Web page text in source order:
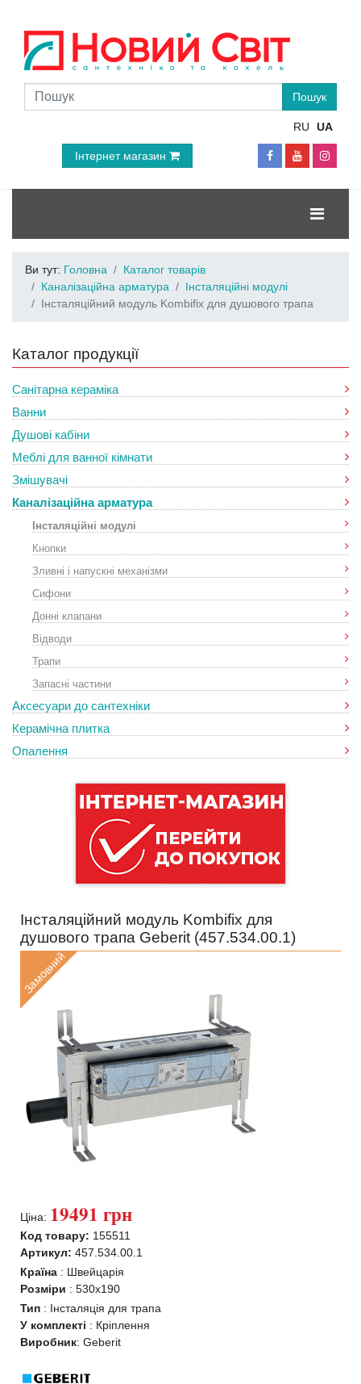
RU UA
Інтернет магазин
Ви тут: Головна
Каталог товарів
Каналізаційна арматура
Інсталяційні модулі
Інсталяційний модуль Kombifix для душового трапа
Каталог продукції
Санітарна кераміка
Ванни
Душові кабіни
Меблі для ванної кімнати
Змішувачі
Каналізаційна арматура
Інсталяційні модулі
Кнопки
Зливні і напускні механізми
Сифони
Донні клапани
Відводи
Трапи
Запасні частини
Аксесуари до сантехніки
Керамічна плитка
Опалення
Інсталяційний модуль Kombifix для
душового трапа Geberit (457.534.00.1)
Замовний
Ціна: 19491 грн
Код товару: 155511
Артикул: 457.534.00.1
Країна : Швейцарія
Розміри : 530x190
Тип : Інсталяція для трапа
У комплекті : Кріплення
Виробник: Geberit